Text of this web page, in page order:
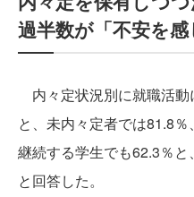
過半数が「不安を
内々定状況別に就職活動
と、未内々定者では81.8
継続する学生でも62.3％と
と回答した。